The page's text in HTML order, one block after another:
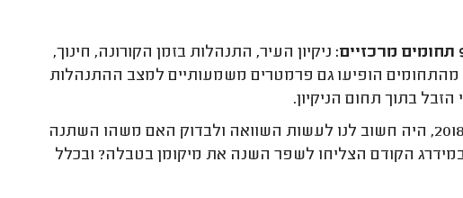
ניקיון העיר, התנהלות בזמן הקורונה, חינוך,
מהתחומים הופיעו גם פרמטרים משמעותיים למצב ההתנהלות
בתוך תחום הניקיון.
במיוחד לאור הבחירות שהיו לרשויות המקומיות באוקטובר 2018, היה חשוב לנו לעשות השוואה ולבדוק האם משהו השתנה
במידרג הקודם הצליחו לשפר השנה את מיקומן בטבלה? ובכלל